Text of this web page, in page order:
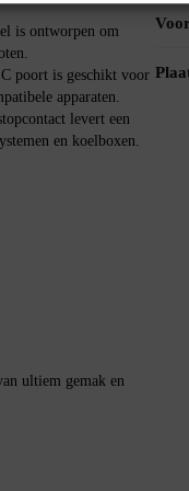
is ontworpen om
poort is geschikt voor
apparaten.
levert een
en koelboxen.
ultiem gemak en